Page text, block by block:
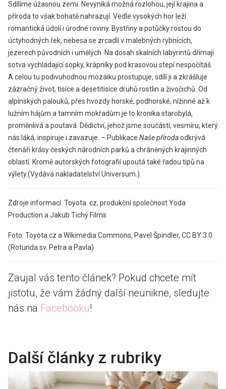
Sdílíme úžasnou zemi. Nevyniká možná rozlohou, její krajina a
příroda to však bohatě nahrazují. Vedle vysokých hor leží
romantická údolí i úrodné roviny. Bystřiny a potůčky rostou do
úctyhodných řek, nebesa se zrcadlí v malebných rybnících,
jezerech původních i umělých. Na dosah skalních labyrintů dřímají
sotva vychládající sopky, krápníky pod krasovou stepí nespočítáš.
A celou tu podivuhodnou mozaiku prostupuje, sdílí ji a zkrášluje
zázračný život, tisíce a desetitisíce druhů rostlin a živočichů. Od
alpínských palouků, přes hvozdy horské, podhorské, nížinné až k
lužním hájům a tamním mokřadům je to kronika starobylá,
proměnlivá a poutavá. Dědictví, jehož jsme součástí, vesmíru, který
nás láká, inspiruje i zavazuje. – Publikace Naše přírodaodkrývá
čtenáři krásy českých národních parků a chráněných krajinných
oblastí. Kromě autorských fotografií upoutá také řadou tipů na
výlety.(Vydává nakladatelství Universum.)
Zdroje informací: Toyota. cz, produkční společnost Yoda
Production a Jakub Tichý Films
Foto: Toyota.cz a Wikimedia Commons, Pavel Špindler, CC BY 3.0
(Rotunda sv. Petra a Pavla)
Zaujal vás tento článek? Pokud chcete mít
jistotu, že vám žádný další neunikne, sledujte
nás na Facebooku!
Další články z rubriky